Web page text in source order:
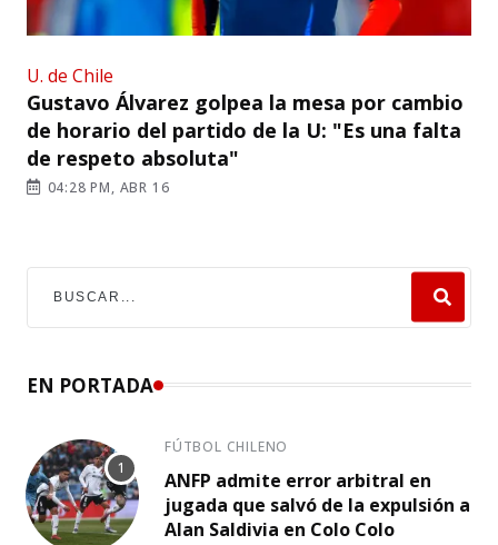
U. de Chile
Gustavo Álvarez golpea la mesa por cambio
de horario del partido de la U: "Es una falta
de respeto absoluta"
04:28 PM, ABR 16
EN PORTADA
FÚTBOL CHILENO
ANFP admite error arbitral en
jugada que salvó de la expulsión a
Alan Saldivia en Colo Colo